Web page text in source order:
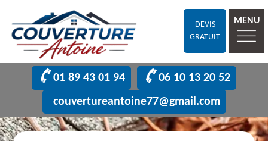
DEVIS
GRATUIT
MENU
01 89 43 01 94
06 10 13 20 52
couvertureantoine77@gmail.com